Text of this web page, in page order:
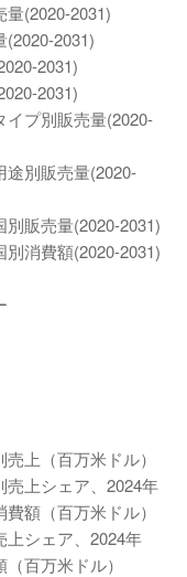
量(2020-2031)
(2020-2031)
2031)
2031)
イプ別販売量(2020-
途別販売量(2020-
販売量(2020-2031)
消費額(2020-2031)
上（百万米ドル）
売上シェア、2024年
額（百万米ドル）
上シェア、2024年
百万米ドル）